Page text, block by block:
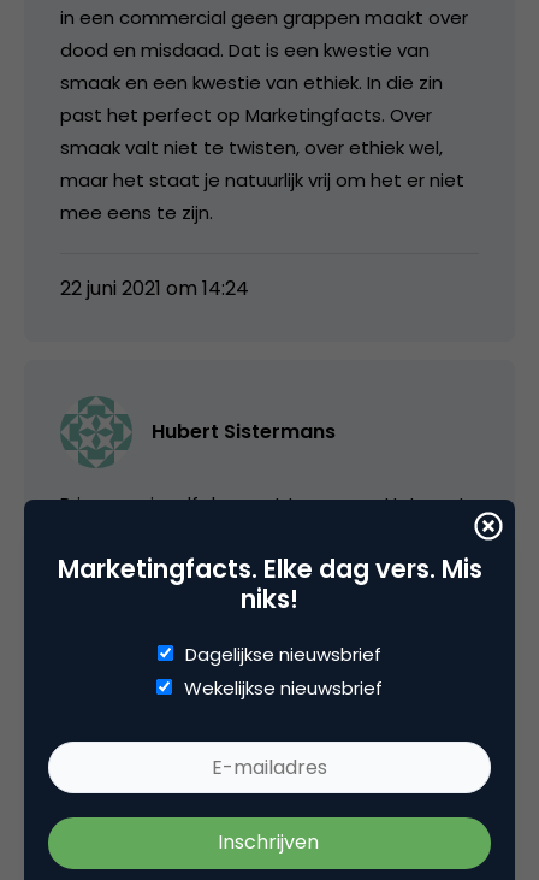
in een commercial geen grappen maakt over
dood en misdaad. Dat is een kwestie van
smaak en een kwestie van ethiek. In die zin
past het perfect op Marketingfacts. Over
smaak valt niet te twisten, over ethiek wel,
maar het staat je natuurlijk vrij om het er niet
mee eens te zijn.
22 juni 2021 om 14:24
Hubert Sistermans
Prima om jezelf de maat te nemen. Het gaat
22 juni 2021 om 14:32
Manfred
Allemachtig…ik denk dan vooral wat wordt het
toch allemaal soft als ik dit lees. Als dit al niet
Marketingfacts. Elke dag vers. Mis
niks!
Dagelijkse nieuwsbrief
Wekelijkse nieuwsbrief